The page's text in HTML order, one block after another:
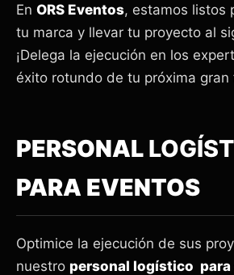
En ORS Eventos, estamos listos
tu marca y llevar tu proyecto al
¡Delega la ejecución en los
éxito rotundo de tu próxima gran
PERSONAL
PARA EVENTOS
Optimice la ejecución de sus
nuestro personal logístico para